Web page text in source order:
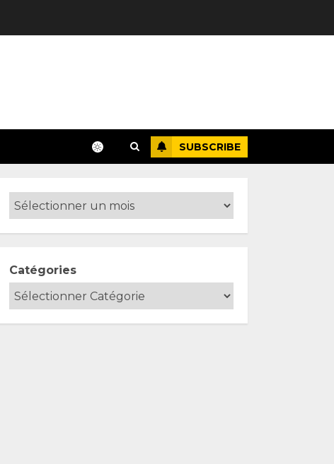
SUBSCRIBE
Catégories